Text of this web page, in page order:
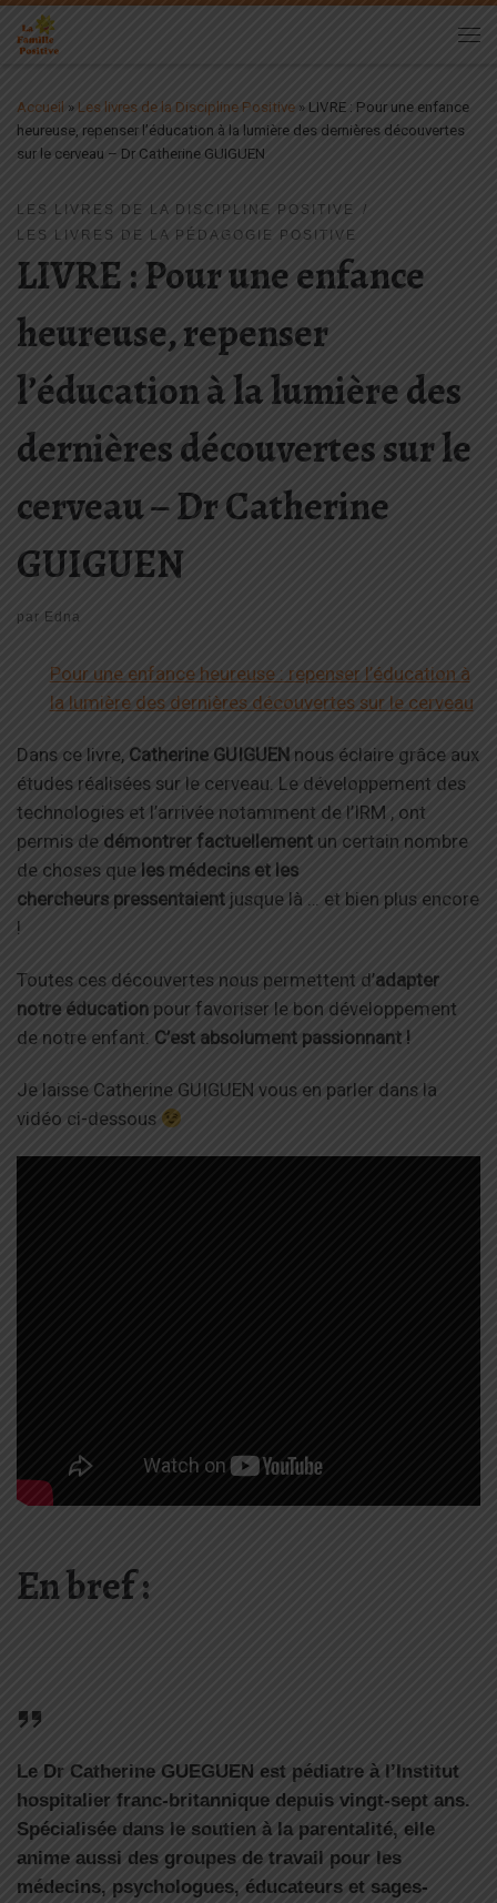
Passer au contenu
Accueil » Les livres de la Discipline Positive » LIVRE : Pour une enfance
heureuse, repenser l’éducation à la lumière des dernières découvertes
sur le cerveau – Dr Catherine GUIGUEN
LES LIVRES DE LA DISCIPLINE POSITIVE
LES LIVRES DE LA PÉDAGOGIE POSITIVE
LIVRE : Pour une enfance
heureuse, repenser
l’éducation à la lumière des
dernières découvertes sur le
cerveau – Dr Catherine
GUIGUEN
par Edna
Pour une enfance heureuse : repenser l’éducation à
la lumière des dernières découvertes sur le cerveau
Dans ce livre, Catherine GUIGUEN nous éclaire grâce aux
études réalisées sur le cerveau. Le développement des
technologies et l’arrivée notamment de l’IRM , ont
permis de démontrer factuellement un certain nombre
de choses que les médecins et les
chercheurs pressentaient jusque là … et bien plus encore
!
Toutes ces découvertes nous permettent d’adapter
notre éducation pour favoriser le bon développement
de notre enfant. C’est absolument passionnant !
Je laisse Catherine GUIGUEN vous en parler dans la
vidéo ci-dessous
En bref :
Le Dr Catherine GUEGUEN est pédiatre à l’Institut
hospitalier franc-britannique depuis vingt-sept ans.
Spécialisée dans le soutien à la parentalité, elle
anime aussi des groupes de travail pour les
médecins, psychologues, éducateurs et sages-